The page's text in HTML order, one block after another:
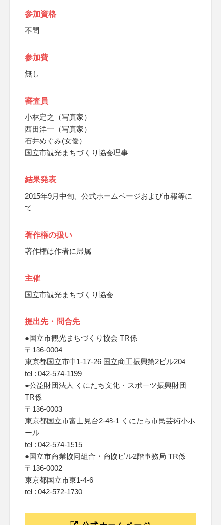
参加資格
不問
参加費
無し
審査員
小林定之（写真家）
西田洋一（写真家）
石井めぐみ(女優）
国立市観光まちづくり協会理事
結果発表
2015年9月中旬、公式ホームページおよび市報等に
て
著作権の扱い
著作権は作者に帰属
主催
国立市観光まちづくり協会
提出先・問合先
●国立市観光まちづくり協会 TR係
〒186-0004
東京都国立市中1-17-26 国立商工振興第2ビル204
tel : 042-574-1199
●公益財団法人 くにたち文化・スポーツ振興財団
TR係
〒186-0003
東京都国立市富士見台2-48-1 くにたち市民芸術小ホ
ール
tel : 042-574-1515
●国立市商業協同組合・商協ビル2階事務局 TR係
〒186-0002
東京都国立市東1-4-6
tel : 042-572-1730